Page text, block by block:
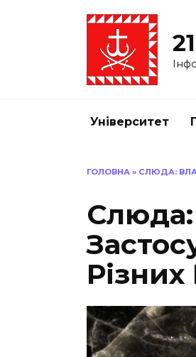
Університет
ГОЛОВНА » СЛЮДА:
Слюда:
Різних